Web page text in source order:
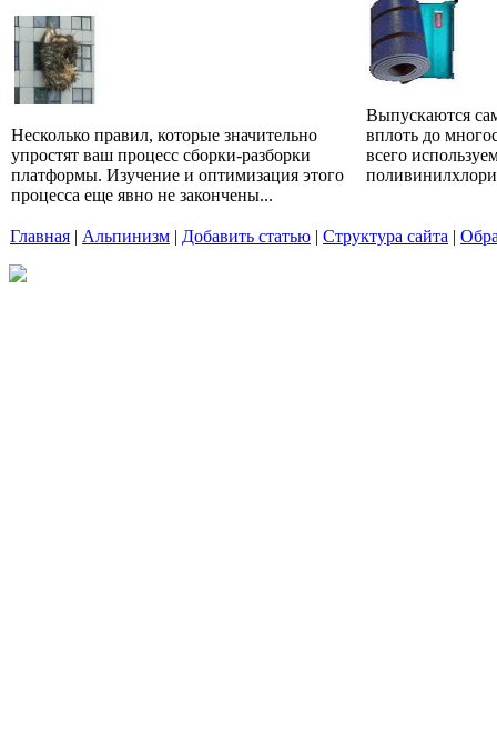
Несколько правил, которые значительно
упростят ваш процесс сборки-разборки
платформы. Изучение и оптимизация этого
процесса еще явно не закончены...
Выпускаются
вплоть до
всего
Главная | Альпинизм | Добавить статью | Структура сайта |